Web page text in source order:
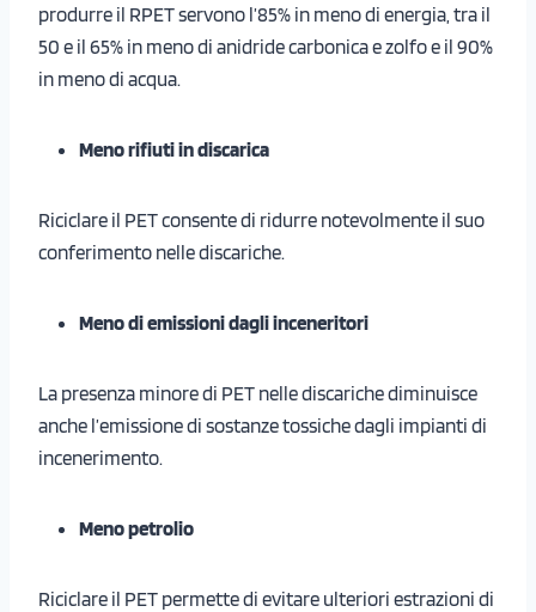
produrre il RPET servono l’85% in meno di energia, tra il
50 e il 65% in meno di anidride carbonica e zolfo e il 90%
in meno di acqua.
Meno rifiuti in discarica
Riciclare il PET consente di ridurre notevolmente il suo
conferimento nelle discariche.
Meno di emissioni dagli inceneritori
La presenza minore di PET nelle discariche diminuisce
anche l’emissione di sostanze tossiche dagli impianti di
incenerimento.
Meno petrolio
Riciclare il PET permette di evitare ulteriori estrazioni di